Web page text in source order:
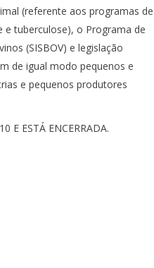
(referente aos programas de
e tuberculose), o Programa de
(SISBOV) e legislação
de igual modo pequenos e
e pequenos produtores
E ESTÁ ENCERRADA.